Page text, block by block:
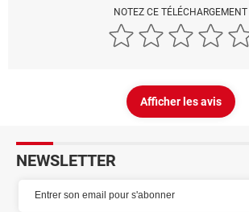
NOTEZ CE TÉLÉCHARGEMENT
Afficher les avis
NEWSLETTER